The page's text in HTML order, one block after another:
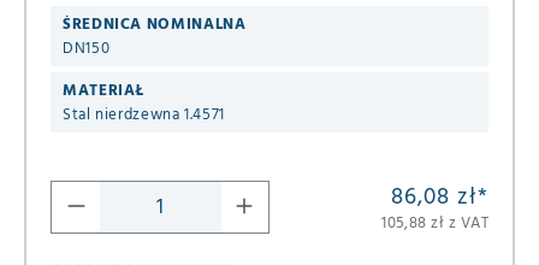
ŚREDNICA NOMINALNA
DN150
MATERIAŁ
Stal nierdzewna 1.4571
86,08 zł*
105,88 zł z VAT